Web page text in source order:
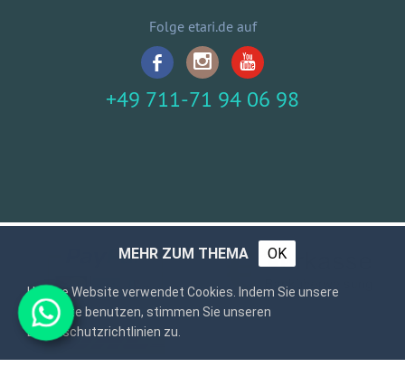
Folge etari.de auf
+49 711-71 94 06 98
MEHR ZUM THEMA OK
Unsere Website verwendet Cookies. Indem Sie unsere
Webseite benutzen, stimmen Sie unseren
Datenschutzrichtlinien zu.